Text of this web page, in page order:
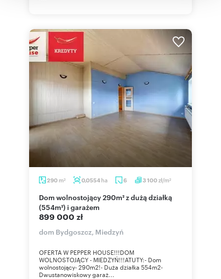
290 m2 0,0554 ha 6 3 100zł/m2
Dom wolnostojący 290m² z dużą działką
(554m²) i garażem
899 000 zł
dom Bydgoszcz, Miedzyń
OFERTA W PEPPER HOUSE!!!DOM
WOLNOSTOJĄCY - MIEDZYŃ!!!ATUTY:- Dom
wolnostojący- 290m2!- Duża działka 554m2-
Dwustanowiskowy garaż...